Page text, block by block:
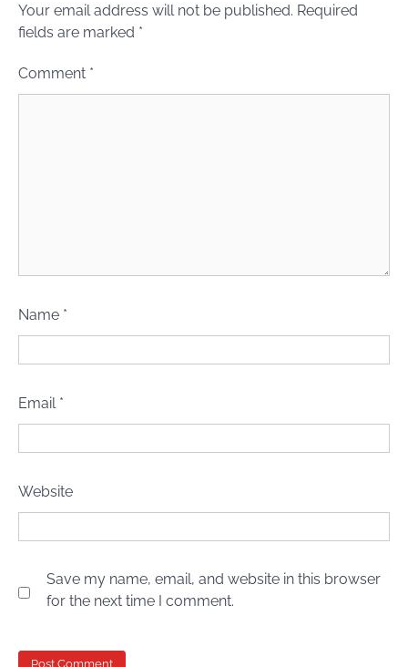
Your email address will not be published. Required
fields are marked *
Comment *
Name *
Email *
Website
Save my name, email, and website in this browser
for the next time I comment.